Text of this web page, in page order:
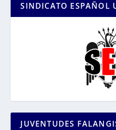
SINDICATO ESPAÑOL
JUVENTUDES